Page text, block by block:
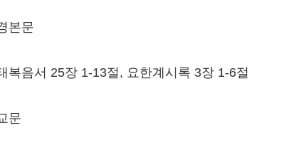
본문
복음서 25장 1-13절, 요한계시록 3장 1-6절
문